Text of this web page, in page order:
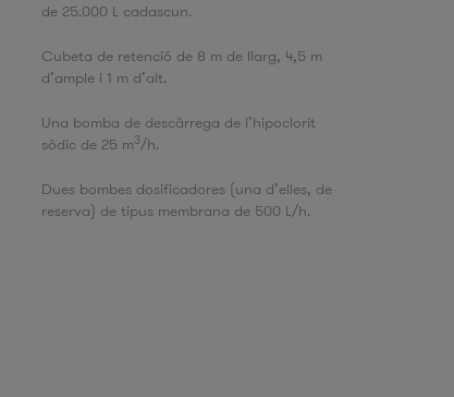
de 25.000 L cadascun.
Cubeta de retenció de 8 m de llarg, 4,5 m
d’ample i 1 m d’alt.
Una bomba de descàrrega de l’hipoclorit
sòdic de 25 m3/h.
Dues bombes dosificadores (una d’elles, de
reserva) de tipus membrana de 500 L/h.